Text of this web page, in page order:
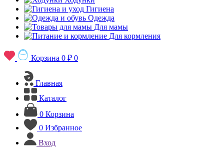
Гигиена
Одежда
Для мамы
Для кормления
Корзина 0 ₽ 0
Главная
Каталог
0 Корзина
0 Избранное
Вход